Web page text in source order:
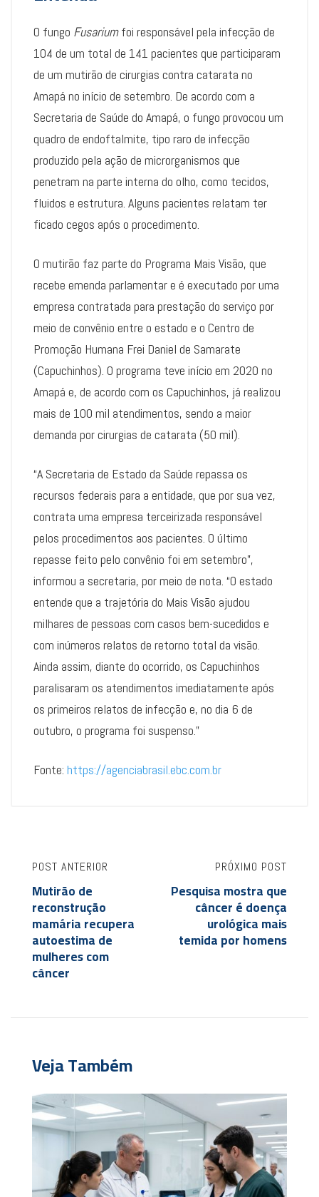
O fungo Fusariumfoi responsável pela infecção de
104 de um total de 141 pacientes que participaram
de um mutirão de cirurgias contra catarata no
Amapá no início de setembro. De acordo com a
Secretaria de Saúde do Amapá, o fungo provocou um
quadro de endoftalmite, tipo raro de infecção
produzido pela ação de microrganismos que
penetram na parte interna do olho, como tecidos,
fluidos e estrutura. Alguns pacientes relatam ter
ficado cegos após o procedimento.
O mutirão faz parte do Programa Mais Visão, que
recebe emenda parlamentar e é executado por uma
empresa contratada para prestação do serviço por
meio de convênio entre o estado e o Centro de
Promoção Humana Frei Daniel de Samarate
(Capuchinhos). O programa teve início em 2020 no
Amapá e, de acordo com os Capuchinhos, já realizou
mais de 100 mil atendimentos, sendo a maior
demanda por cirurgias de catarata (50 mil).
“A Secretaria de Estado da Saúde repassa os
recursos federais para a entidade, que por sua vez,
contrata uma empresa terceirizada responsável
pelos procedimentos aos pacientes. O último
repasse feito pelo convênio foi em setembro”,
informou a secretaria, por meio de nota. “O estado
entende que a trajetória do Mais Visão ajudou
milhares de pessoas com casos bem-sucedidos e
com inúmeros relatos de retorno total da visão.
Ainda assim, diante do ocorrido, os Capuchinhos
paralisaram os atendimentos imediatamente após
os primeiros relatos de infecção e, no dia 6 de
outubro, o programa foi suspenso.”
Fonte: https://agenciabrasil.ebc.com.br
POST ANTERIOR
Mutirão de
reconstrução
mamária recupera
autoestima de
mulheres com
câncer
PRÓXIMO POST
Pesquisa mostra que
câncer é doença
urológica mais
temida por homens
Veja Também